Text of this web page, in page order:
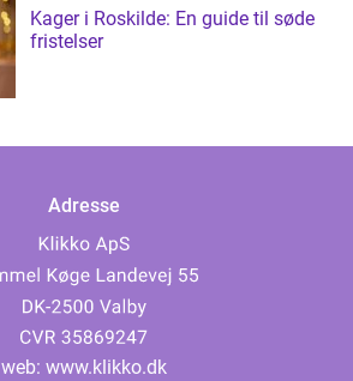
Kager i Roskilde: En guide til søde
fristelser
Adresse
web: www.klikko.dk